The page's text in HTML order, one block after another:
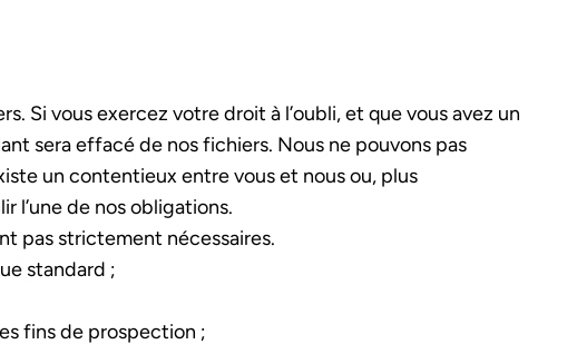
Si vous exercez votre droit à l’oubli, et que vous avez un
sera effacé de nos fichiers. Nous ne pouvons pas
un contentieux entre vous et nous ou, plus
l’une de nos obligations.
pas strictement nécessaires.
standard ;
fins de prospection ;